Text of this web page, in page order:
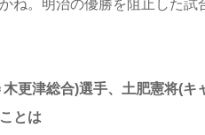
ね。明治の優勝を阻止した
更津総合)選手、土肥憲将(キ
とは